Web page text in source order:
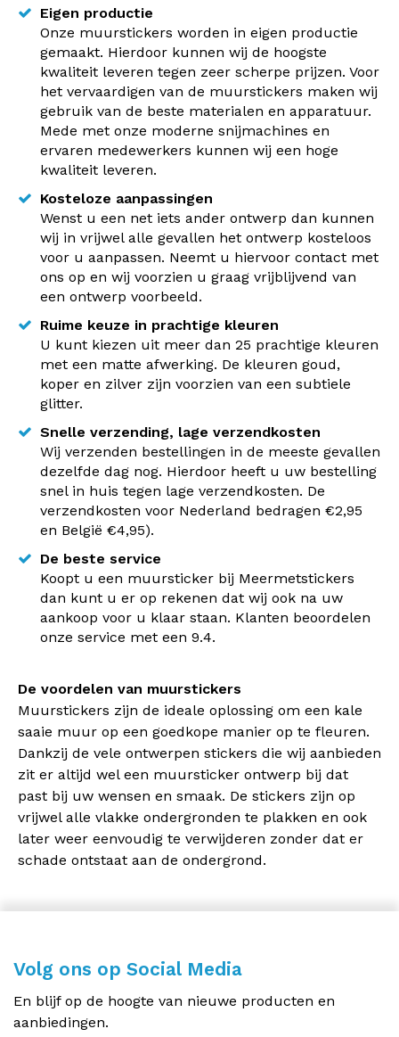
Eigen productie
Onze muurstickers worden in eigen productie
gemaakt. Hierdoor kunnen wij de hoogste
kwaliteit leveren tegen zeer scherpe prijzen. Voor
het vervaardigen van de muurstickers maken wij
gebruik van de beste materialen en apparatuur.
Mede met onze moderne snijmachines en
ervaren medewerkers kunnen wij een hoge
kwaliteit leveren.
Kosteloze aanpassingen
Wenst u een net iets ander ontwerp dan kunnen
wij in vrijwel alle gevallen het ontwerp kosteloos
voor u aanpassen. Neemt u hiervoor contact met
ons op en wij voorzien u graag vrijblijvend van
een ontwerp voorbeeld.
Ruime keuze in prachtige kleuren
U kunt kiezen uit meer dan 25 prachtige kleuren
met een matte afwerking. De kleuren goud,
koper en zilver zijn voorzien van een subtiele
glitter.
Snelle verzending, lage verzendkosten
Wij verzenden bestellingen in de meeste gevallen
dezelfde dag nog. Hierdoor heeft u uw bestelling
snel in huis tegen lage verzendkosten. De
verzendkosten voor Nederland bedragen €2,95
en België €4,95).
De beste service
Koopt u een muursticker bij Meermetstickers
dan kunt u er op rekenen dat wij ook na uw
aankoop voor u klaar staan. Klanten beoordelen
onze service met een 9.4.
De voordelen van muurstickers
Muurstickers zijn de ideale oplossing om een kale
saaie muur op een goedkope manier op te fleuren.
Dankzij de vele ontwerpen stickers die wij aanbieden
zit er altijd wel een muursticker ontwerp bij dat
past bij uw wensen en smaak. De stickers zijn op
vrijwel alle vlakke ondergronden te plakken en ook
later weer eenvoudig te verwijderen zonder dat er
schade ontstaat aan de ondergrond.
Volg ons op Social Media
En blijf op de hoogte van nieuwe producten en
aanbiedingen.